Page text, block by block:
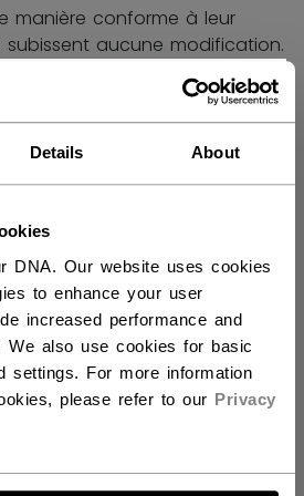
Details About
DNA. Our website uses cookies
to enhance your user
increased performance and
We also use cookies for basic
settings. For more information
please refer to our Privacy
manière conforme à leur
aucune modification.
d’une garantie contre les
et de main-d’œuvre d’une
la mesure où ils sont utilisés
à leur usage normal et ne
sont assortis d’une garantie
fabrication et de main-
de quatre-vingt-dix (90) jours
vente au consommateur
expédier des
États-Unis ?
Y !